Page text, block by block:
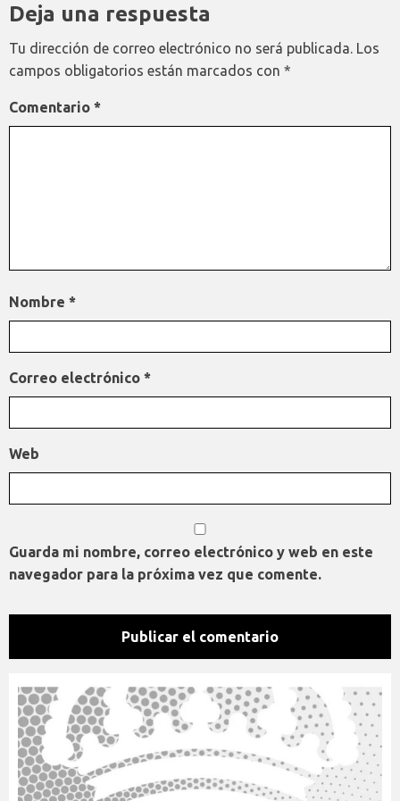
Deja una respuesta
Tu dirección de correo electrónico no será publicada. Los
campos obligatorios están marcados con *
Comentario *
Nombre *
Correo electrónico *
Web
Guarda mi nombre, correo electrónico y web en este
navegador para la próxima vez que comente.